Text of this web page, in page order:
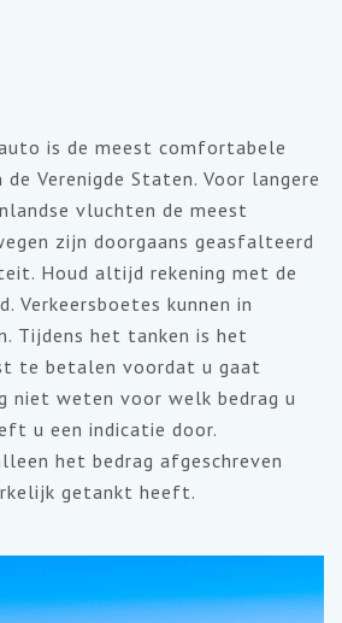
is de meest comfortabele
Verenigde Staten. Voor langere
vluchten de meest
zijn doorgaans geasfalteerd
Houd altijd rekening met de
Verkeersboetes kunnen in
Tijdens het tanken is het
te betalen voordat u gaat
niet weten voor welk bedrag u
u een indicatie door.
het bedrag afgeschreven
getankt heeft.